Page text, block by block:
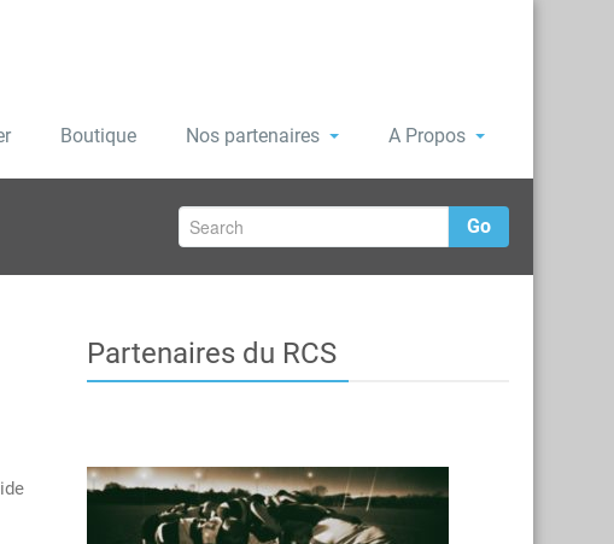
Boutique Nos partenaires A Propos
Go
Partenaires du RCS